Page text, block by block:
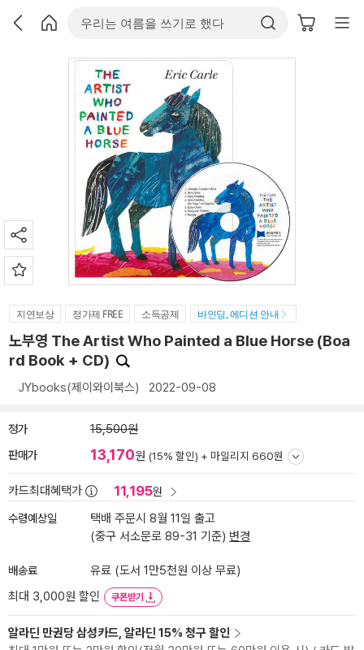
지연보상 정가제 FREE 소득공제 바인딩, 에디션 안내
노부영 The Artist Who Painted a Blue Horse (Boa
rd Book + CD)
JYbooks(제이와이북스) 2022-09-08
정가 15,500원
판매가 13,170원 (15% 할인) + 마일리지 660원
카드최대혜택가 11,195원
수령예상일
택배 주문시 8월 11일 출고
(중구 서소문로 89-31 기준) 변경
배송료
유료 (도서 1만5천원 이상 무료)
최대 3,000원 할인
쿠폰받기
알라딘 만권당 삼성카드, 알라딘 15% 청구 할인